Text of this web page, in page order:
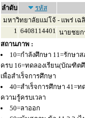
ลำดับ
รหัส
มหาวิทยาลัยแม่โจ้ - แพร่ เฉ
1 6408114401 นายชย
สถานภาพ :
10=กำลังศึกษา 11=รักษา
ครบ 16=ทดลองเรียน(บัณฑิต
เพื่อสำเร็จการศึกษา
40=สำเร็จการศึกษา 41=
ความรู้ครบเวลา
50=ลาออก